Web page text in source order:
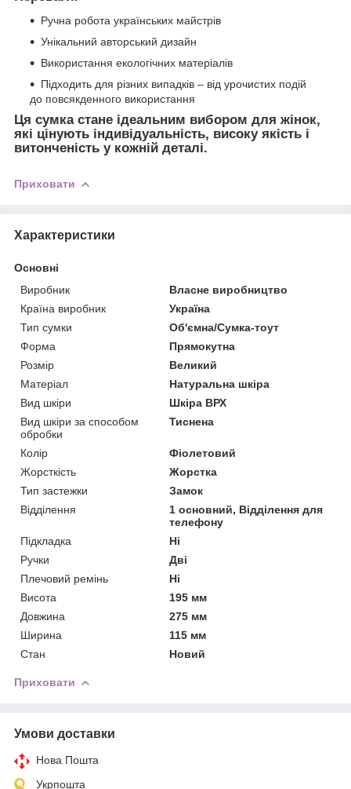
Ручна робота українських майстрів
Унікальний авторський дизайн
Використання екологічних матеріалів
Підходить для різних випадків – від урочистих подій
до повсякденного використання
Ця сумка стане ідеальним вибором для жінок,
які цінують індивідуальність, високу якість і
витонченість у кожній деталі.
Приховати
Характеристики
Основні
Виробник
Власне виробництво
Країна виробник
Україна
Тип сумки
Об'ємна/Сумка-тоут
Форма
Прямокутна
Розмір
Великий
Матеріал
Натуральна шкіра
Вид шкіри
Шкіра ВРХ
Вид шкіри за способом
обробки
Тиснена
Колір
Фіолетовий
Жорсткість
Жорстка
Тип застежки
Замок
Відділення
1 основний, Відділення для
телефону
Підкладка
Ні
Ручки
Дві
Плечовий ремінь
Ні
Висота
195 мм
Довжина
275 мм
Ширина
115 мм
Стан
Новий
Приховати
Умови доставки
Нова Пошта
Укрпошта